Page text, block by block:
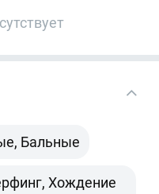
Бальные
Хождение